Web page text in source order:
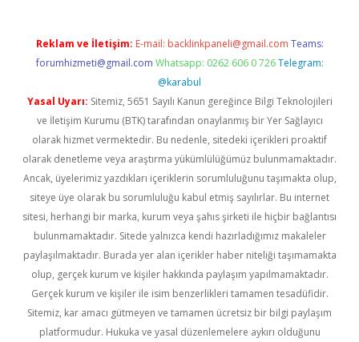
Reklam ve İletişim: E-mail: backlinkpaneli@gmail.com Teams:
forumhizmeti@gmail.com Whatsapp: 0262 606 0 726 Telegram:
@karabul
Yasal Uyarı: Sitemiz, 5651 Sayılı Kanun gereğince Bilgi Teknolojileri
ve İletişim Kurumu (BTK) tarafından onaylanmış bir Yer Sağlayıcı
olarak hizmet vermektedir. Bu nedenle, sitedeki içerikleri proaktif
olarak denetleme veya araştırma yükümlülüğümüz bulunmamaktadır.
Ancak, üyelerimiz yazdıkları içeriklerin sorumluluğunu taşımakta olup,
siteye üye olarak bu sorumluluğu kabul etmiş sayılırlar. Bu internet
sitesi, herhangi bir marka, kurum veya şahıs şirketi ile hiçbir bağlantısı
bulunmamaktadır. Sitede yalnızca kendi hazırladığımız makaleler
paylaşılmaktadır. Burada yer alan içerikler haber niteliği taşımamakta
olup, gerçek kurum ve kişiler hakkında paylaşım yapılmamaktadır.
Gerçek kurum ve kişiler ile isim benzerlikleri tamamen tesadüfidir.
Sitemiz, kar amacı gütmeyen ve tamamen ücretsiz bir bilgi paylaşım
platformudur. Hukuka ve yasal düzenlemelere aykırı olduğunu